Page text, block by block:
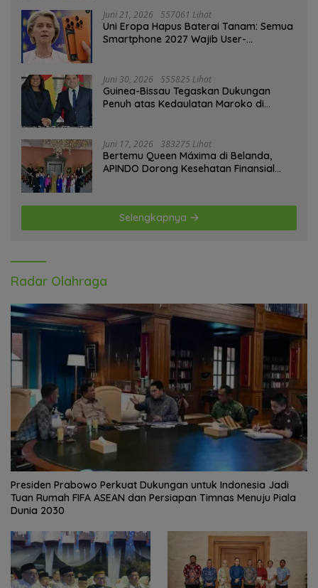
Juni 21, 2026 557061 Lihat
Uni Eropa Hapus Baterai Tanam: Semua
Smartphone 2027 Wajib User-
Juni 30, 2026 555825 Lihat
Guinea-Bissau Tegaskan Dukungan
Penuh atas Kedaulatan Maroko di
Juni 17, 2026 383275 Lihat
Bertemu Queen Máxima di Belanda,
APINDO Dorong Kesehatan Finansial
Selengkapnya
Radar Olahraga
Presiden Prabowo Perkuat Dukungan untuk Indonesia Jadi
Tuan Rumah FIFA ASEAN dan Persiapan Timnas Menuju Piala
Dunia 2030